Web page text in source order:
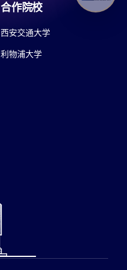
合作院校
西安交通大学
利物浦大学